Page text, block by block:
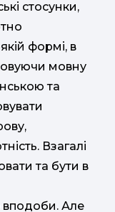
стосунки,
формі, в
мовну
та
Взагалі
та бути в
вподоби. Але